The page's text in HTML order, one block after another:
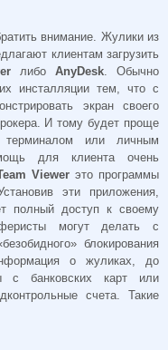
внимание. Жулики из
клиентам загрузить
либо AnyDesk. Обычно
инсталляции тем, что с
экран своего
И тому будет проще
терминалом или личным
для клиента очень
Viewer это программы
эти приложения,
полный доступ к своему
могут делать с
блокирования
о жуликах, до
с банковских карт или
счета. Такие